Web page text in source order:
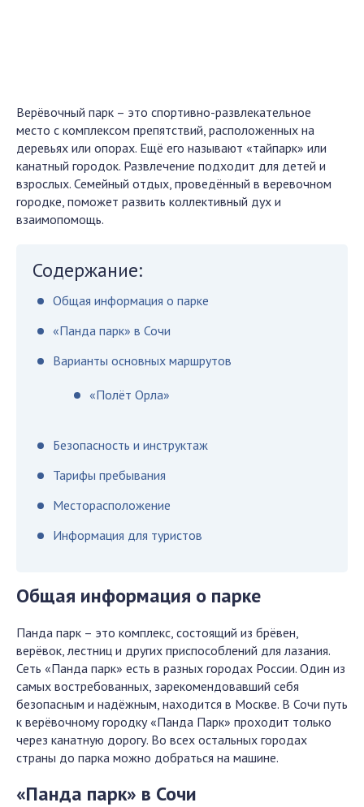
Верёвочный парк – это спортивно-развлекательное
место с комплексом препятствий, расположенных на
деревьях или опорах. Ещё его называют «тайпарк» или
канатный городок. Развлечение подходит для детей и
взрослых. Семейный отдых, проведённый в веревочном
городке, поможет развить коллективный дух и
взаимопомощь.
Содержание:
Общая информация о парке
«Панда парк» в Сочи
Варианты основных маршрутов
«Полёт Орла»
Безопасность и инструктаж
Тарифы пребывания
Месторасположение
Информация для туристов
Общая информация о парке
Панда парк – это комплекс, состоящий из брёвен,
верёвок, лестниц и других приспособлений для лазания.
Сеть «Панда парк» есть в разных городах России. Один из
самых востребованных, зарекомендовавший себя
безопасным и надёжным, находится в Москве. В Сочи путь
к верёвочному городку «Панда Парк» проходит только
через канатную дорогу. Во всех остальных городах
страны до парка можно добраться на машине.
«Панда парк» в Сочи